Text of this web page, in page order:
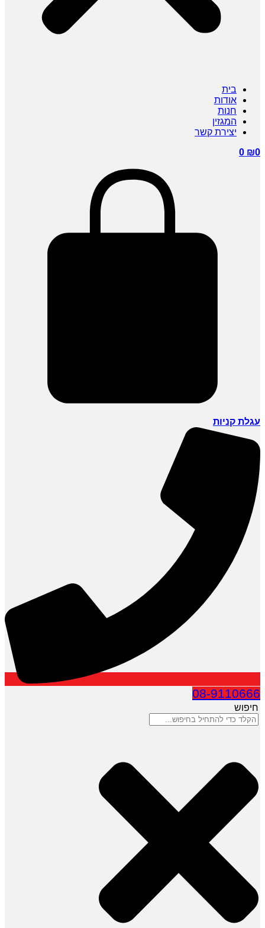
בית
אודות
חנות
המגזין
יצירת קשר
₪0
0
עגלת קניות
08-9110666
חיפוש